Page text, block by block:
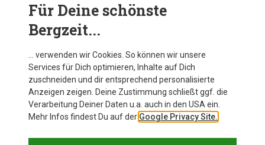
Andere Kunden kauften auch
Für Deine schönste
Bergzeit...
… verwenden wir Cookies. So können wir unsere
Services für Dich optimieren, Inhalte auf Dich
zuschneiden und dir entsprechend personalisierte
Anzeigen zeigen. Deine Zustimmung schließt ggf. die
Verarbeitung Deiner Daten u.a. auch in den USA ein.
Mehr Infos findest Du auf der Google Privacy Site.